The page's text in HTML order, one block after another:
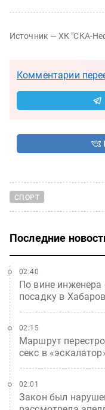
Источник — ХК "СКА-
Комментарии
СПОРТ
Последние
По вине
посадку в
02:40
Маршрут
секс в
02:15
Закон был
02:01